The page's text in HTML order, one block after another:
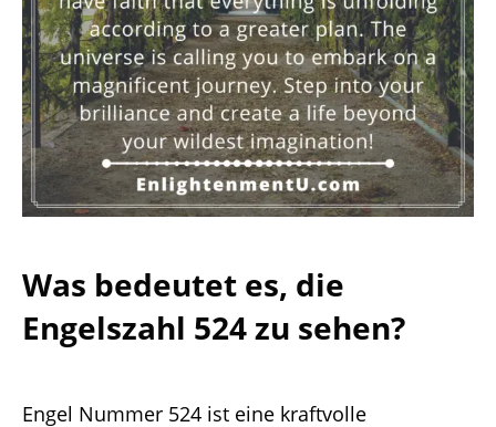
Was bedeutet es, die
Engelszahl 524 zu sehen?
Engel Nummer 524 ist eine kraftvolle